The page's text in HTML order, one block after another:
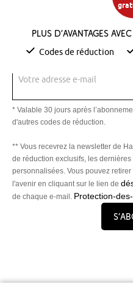
cœur, d’une branche d’arbre,
Le photophore
tabledu salon ou la table de
fleur, un papillon ou différentes
Plus d’avantages
Codes de réduction
Votre adresse e-mail
* Valable 30 jours après
d'autres codes de réduction.
** Vous recevrez la newsletter de
de réduction exclusifs, les
personnalisées. Vous pouvez
l'avenir en cliquant sur le lien de
de chaque e-mail. Protection-